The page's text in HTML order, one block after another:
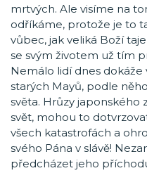
mrtvých. Ale visíme na
odříkáme, protože je to
vůbec, jak veliká Boží
se svým životem už tím
Nemálo lidí dnes dokáže
starých Mayů, podle
světa. Hrůzy japonského
svět, mohou to
všech katastrofách a
svého Pána v slávě!
předcházet jeho